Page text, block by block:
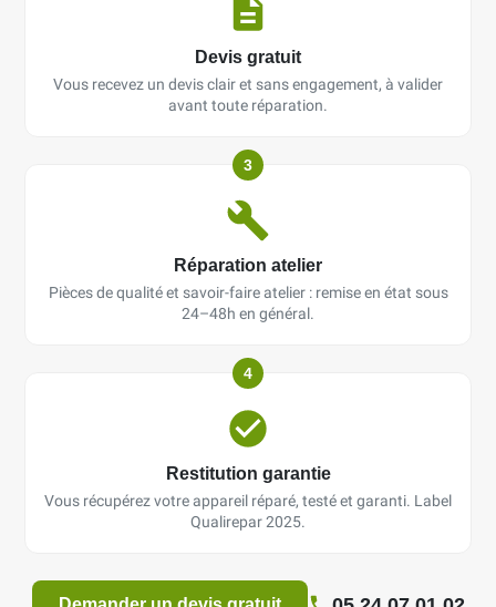
Devis gratuit
Vous recevez un devis clair et sans engagement, à valider
avant toute réparation.
3
Réparation atelier
Pièces de qualité et savoir-faire atelier : remise en état sous
24–48h en général.
4
Restitution garantie
Vous récupérez votre appareil réparé, testé et garanti. Label
Qualirepar 2025.